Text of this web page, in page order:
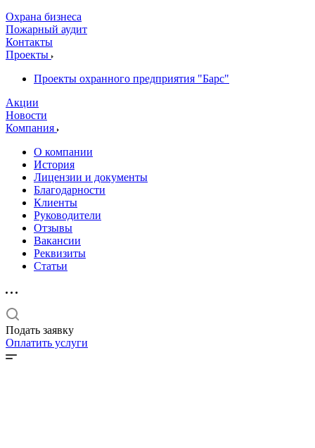
Охрана бизнеса
Пожарный аудит
Контакты
Проекты
Проекты охранного предприятия "Барс"
Акции
Новости
Компания
О компании
История
Лицензии и документы
Благодарности
Клиенты
Руководители
Отзывы
Вакансии
Реквизиты
Статьи
Подать заявку
Оплатить услуги